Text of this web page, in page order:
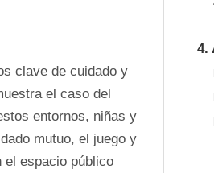
clave de cuidado y
el caso del
entornos, niñas y
mutuo, el juego y
el espacio público
4.